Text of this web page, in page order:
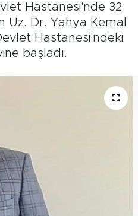
Hastanesi'nde 32
Uz. Dr. Yahya Kemal
Hastanesi'ndeki
başladı.